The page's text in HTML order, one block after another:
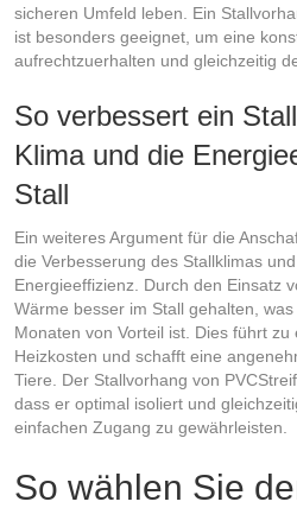
sicheren Umfeld leben. Ein
ist besonders geeignet, um eine
aufrechtzuerhalten und gleichzeitig
So verbessert ein
Klima und die
Stall
Ein weiteres Argument für die
die Verbesserung des Stallklimas
Energieeffizienz. Durch den Einsatz
Wärme besser im Stall gehalten,
Monaten von Vorteil ist. Dies führt
Heizkosten und schafft eine
Tiere. Der Stallvorhang von
dass er optimal isoliert und
einfachen Zugang zu gewährleisten.
So wählen Sie